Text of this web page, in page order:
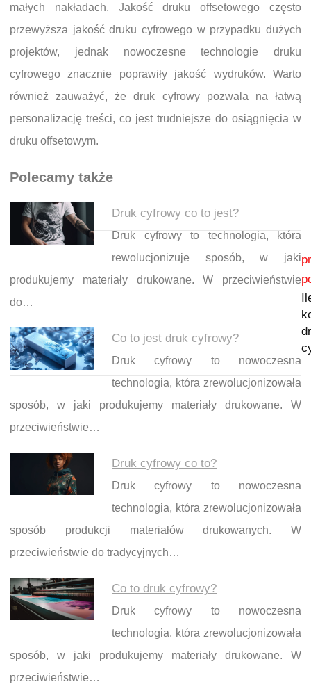
małych nakładach. Jakość druku offsetowego często
przewyższa jakość druku cyfrowego w przypadku dużych
projektów, jednak nowoczesne technologie druku
cyfrowego znacznie poprawiły jakość wydruków. Warto
również zauważyć, że druk cyfrowy pozwala na łatwą
personalizację treści, co jest trudniejsze do osiągnięcia w
druku offsetowym.
Polecamy także
Druk cyfrowy co to jest?
Druk cyfrowy to technologia, która
rewolucjonizuje sposób, w jaki
produkujemy materiały drukowane. W przeciwieństwie
do…
Co to jest druk cyfrowy?
Druk cyfrowy to nowoczesna
technologia, która zrewolucjonizowała
sposób, w jaki produkujemy materiały drukowane. W
przeciwieństwie…
Druk cyfrowy co to?
Druk cyfrowy to nowoczesna
technologia, która zrewolucjonizowała
sposób produkcji materiałów drukowanych. W
przeciwieństwie do tradycyjnych…
Co to druk cyfrowy?
Druk cyfrowy to nowoczesna
technologia, która zrewolucjonizowała
sposób, w jaki produkujemy materiały drukowane. W
przeciwieństwie…
Nawigacja wpisu